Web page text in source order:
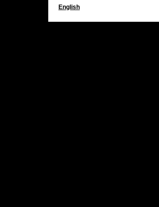
English